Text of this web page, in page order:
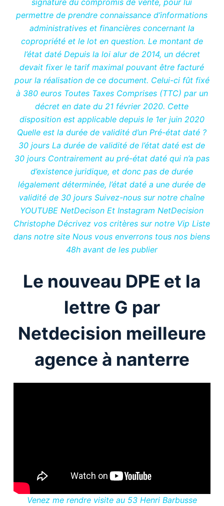
signature du compromis de vente, pour lui
permettre de prendre connaissance d’informations
administratives et financières concernant la
copropriété et le lot en question. Le montant de
l’état daté Depuis la loi alur de 2014, un décret
devait fixer le tarif maximal pouvant être facturé
pour la réalisation de ce document. Celui-ci fût fixé
à 380 euros Toutes Taxes Comprises (TTC) par un
décret en date du 21 février 2020. Cette
disposition est applicable depuis le 1er juin 2020
Quelle est la durée de validité d’un Pré-état daté ?
30 jours La durée de validité de l’état daté est de
30 jours Contrairement au pré-état daté qui n’a pas
d’existence juridique, et donc pas de durée
légalement déterminée, l’état daté a une durée de
validité de 30 jours Suivez-nous sur notre chaîne
YOUTUBE NetDecison Et Instagram NetDecision
Christophe Décrivez vos critères sur notre Vip Liste
dans notre site Nous vous enverrons tous nos biens
48h avant de les publier
Le nouveau DPE et la
lettre G par
Netdecision meilleure
agence à nanterre
Venez me rendre visite au 53 Henri Barbusse